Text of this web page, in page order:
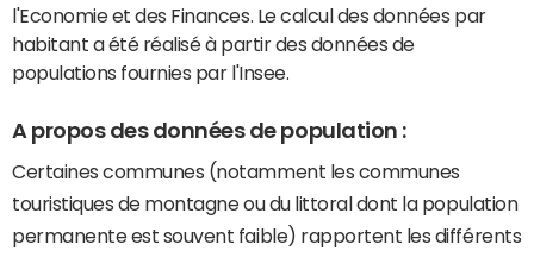
l'Economie et des Finances. Le calcul des données par
habitant a été réalisé à partir des données de
populations fournies par l'Insee.
A propos des données de population :
Certaines communes (notamment les communes
touristiques de montagne ou du littoral dont la population
permanente est souvent faible) rapportent les différents